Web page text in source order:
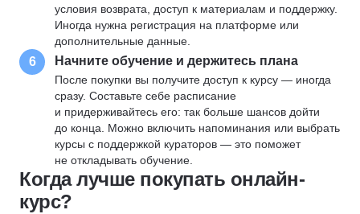
условия возврата, доступ к материалам и поддержку.
Иногда нужна регистрация на платформе или
дополнительные данные.
6 Начните обучение и держитесь плана
После покупки вы получите доступ к курсу — иногда
сразу. Составьте себе расписание
и придерживайтесь его: так больше шансов дойти
до конца. Можно включить напоминания или выбрать
курсы с поддержкой кураторов — это поможет
не откладывать обучение.
Когда лучше покупать онлайн-
курс?